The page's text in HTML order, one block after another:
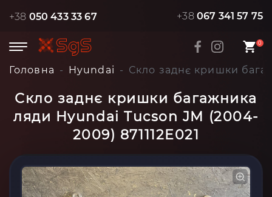
+38 050 433 33 67 +38 067 341 57 75
0
Головна Hyundai Скло заднє кришки
Скло заднє кришки багажника
ляди Hyundai Tucson JM (2004-
2009) 871112E021